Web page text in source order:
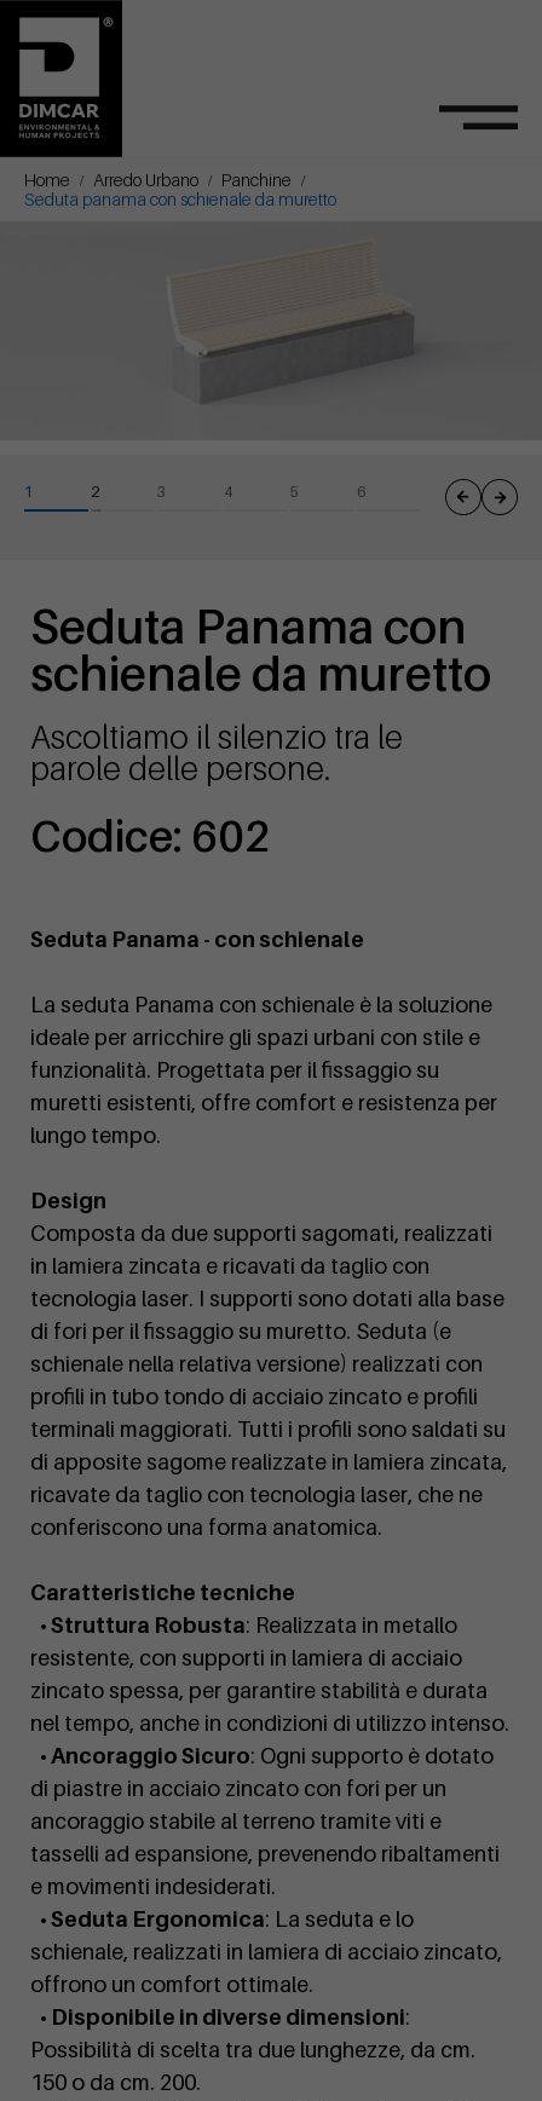
Home Arredo Urbano
Panchine
Seduta panama con schienale da muretto
Seduta Panama con
schienale da muretto
Ascoltiamo il silenzio tra le
parole delle persone.
Codice: 602
Seduta Panama - con schienale
La seduta Panama con schienale è la soluzione
ideale per arricchire gli spazi urbani con stile e
funzionalità. Progettata per il fissaggio su
muretti esistenti, offre comfort e resistenza per
lungo tempo.
Design
Composta da due supporti sagomati, realizzati
in lamiera zincata e ricavati da taglio con
tecnologia laser. I supporti sono dotati alla base
di fori per il fissaggio su muretto. Seduta (e
schienale nella relativa versione) realizzati con
profili in tubo tondo di acciaio zincato e profili
terminali maggiorati. Tutti i profili sono saldati su
di apposite sagome realizzate in lamiera zincata,
ricavate da taglio con tecnologia laser, che ne
conferiscono una forma anatomica.
Caratteristiche tecniche
• Struttura Robusta: Realizzata in metallo
resistente, con supporti in lamiera di acciaio
zincato spessa, per garantire stabilità e durata
nel tempo, anche in condizioni di utilizzo intenso.
• Ancoraggio Sicuro: Ogni supporto è dotato
di piastre in acciaio zincato con fori per un
ancoraggio stabile al terreno tramite viti e
tasselli ad espansione, prevenendo ribaltamenti
e movimenti indesiderati.
• Seduta Ergonomica: La seduta e lo
schienale, realizzati in lamiera di acciaio zincato,
offrono un comfort ottimale.
• Disponibile in diverse dimensioni:
Possibilità di scelta tra due lunghezze, da cm.
150 o da cm. 200.